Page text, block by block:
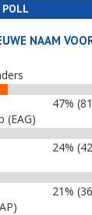
POLL
NAAM
47%
(EAG)
24%
21%